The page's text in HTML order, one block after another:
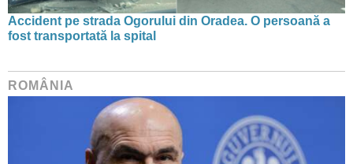
Accident pe strada Ogorului din Oradea. O persoană a
fost transportată la spital
ROMÂNIA